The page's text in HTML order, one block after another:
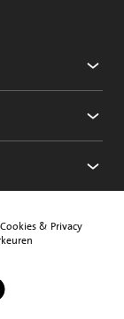
Cookies & Privacy
YouTube